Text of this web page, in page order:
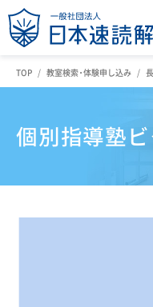
TOP 教室検索・体験申し込み
個別指導塾